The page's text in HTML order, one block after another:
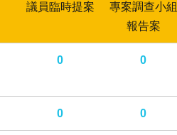
議員臨時提案
專案調查小組
報告案
0 0
0 0